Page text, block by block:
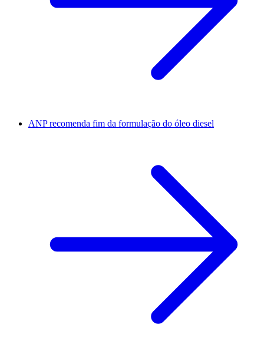
ANP recomenda fim da formulação do óleo diesel